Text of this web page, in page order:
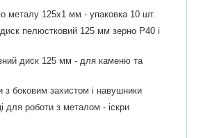
металу 125х1 мм - упаковка 10 шт.
пелюстковий 125 мм зерно P40 і
диск 125 мм - для каменю та
з боковим захистом і навушники
для роботи з металом - іскри